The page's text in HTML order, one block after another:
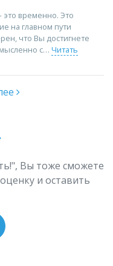
это временно. Это
на главном пути
что Вы достигнете
с
Читать
Вы тоже сможете
и оставить